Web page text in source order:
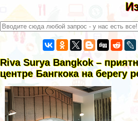
Riva Surya Bangkok –
центре Бангкока на берегу